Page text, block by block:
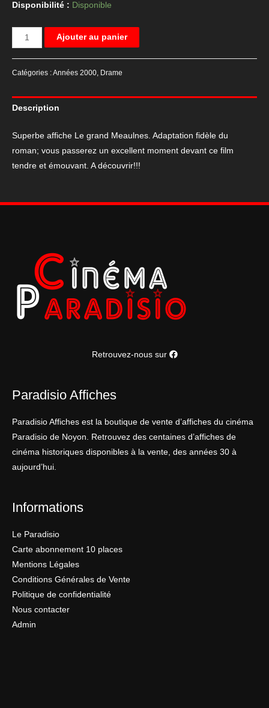
Disponibilité : Disponible
quantité
de
cinema
Le
Meaulnes
120*160
cm
Ajouter au panier
Catégories :Années 2000, Drame
Description
Superbe affiche Le grand Meaulnes. Adaptation fidèle du
roman; vous passerez un excellent moment devant ce film
tendre et émouvant. A découvrir!!!
Retrouvez-nous sur
Paradisio Affiches
Paradisio Affiches est la boutique de vente d’affiches du cinéma
Paradisio de Noyon. Retrouvez des centaines d’affiches de
cinéma historiques disponibles à la vente, des années 30 à
aujourd’hui.
Informations
Le Paradisio
Carte abonnement 10 places
Mentions Légales
Conditions Générales de Vente
Politique de confidentialité
Nous contacter
Admin